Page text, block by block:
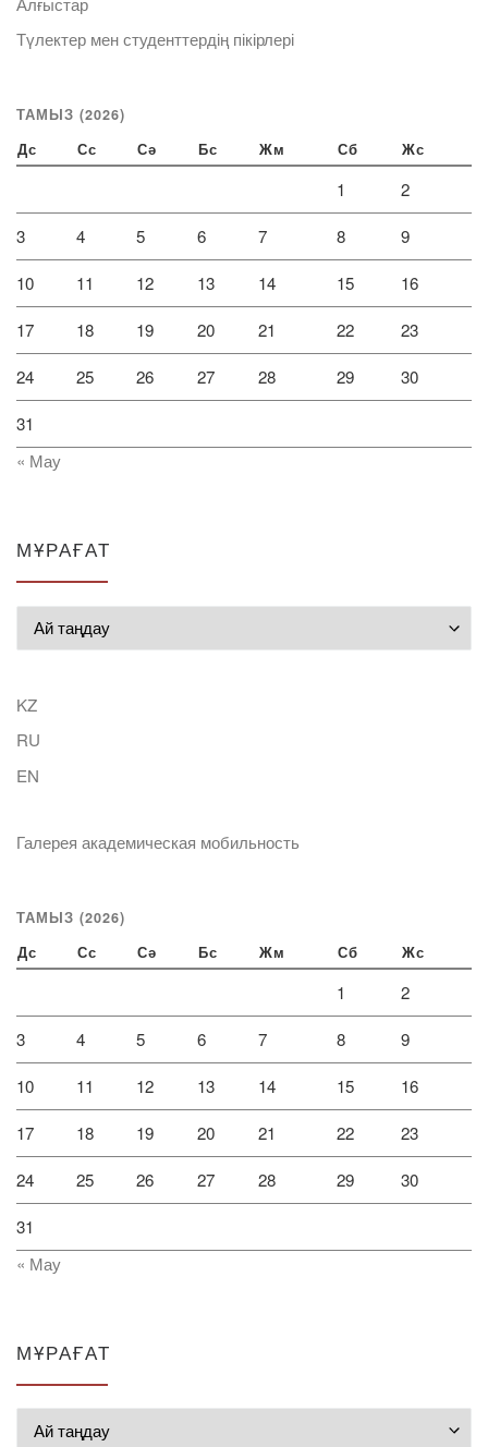
Түлектер мен студенттердің пікірлері
ТАМЫЗ (2026)
Дс Сс Сә Бс Жм Сб Жс
1 2
3 4 5 6 7 8 9
10 11 12 13 14 15 16
17 18 19 20 21 22 23
24 25 26 27 28 29 30
31
« Мау
МҰРАҒАТ
KZ
RU
EN
Галерея академическая мобильность
ТАМЫЗ (2026)
Дс Сс Сә Бс Жм Сб Жс
1 2
3 4 5 6 7 8 9
10 11 12 13 14 15 16
17 18 19 20 21 22 23
24 25 26 27 28 29 30
31
« Мау
МҰРАҒАТ